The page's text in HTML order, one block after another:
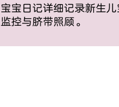
宝宝日记详细记录新生
监控与脐带照顾。